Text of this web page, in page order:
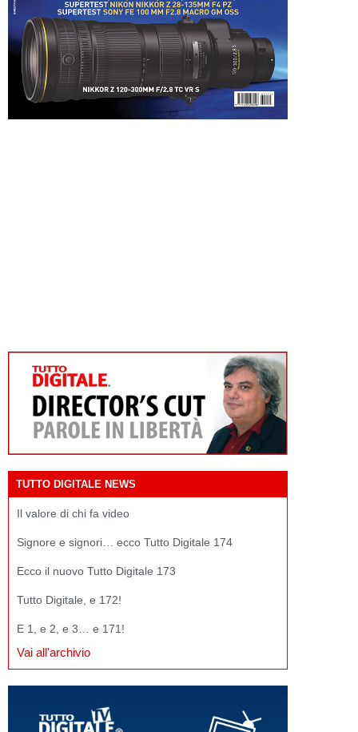
TUTTO DIGITALE NEWS
Il valore di chi fa video
Signore e signori… ecco Tutto Digitale 174
Ecco il nuovo Tutto Digitale 173
Tutto Digitale, e 172!
E 1, e 2, e 3… e 171!
Vai all'archivio